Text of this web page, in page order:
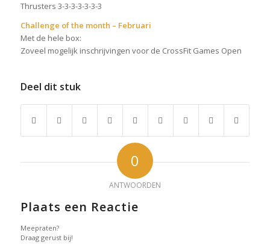
Thrusters 3-3-3-3-3-3-3
Challenge of the month – Februari
Met de hele box:
Zoveel mogelijk inschrijvingen voor de CrossFit Games Open
Deel dit stuk
0
ANTWOORDEN
Plaats een Reactie
Meepraten?
Draag gerust bij!